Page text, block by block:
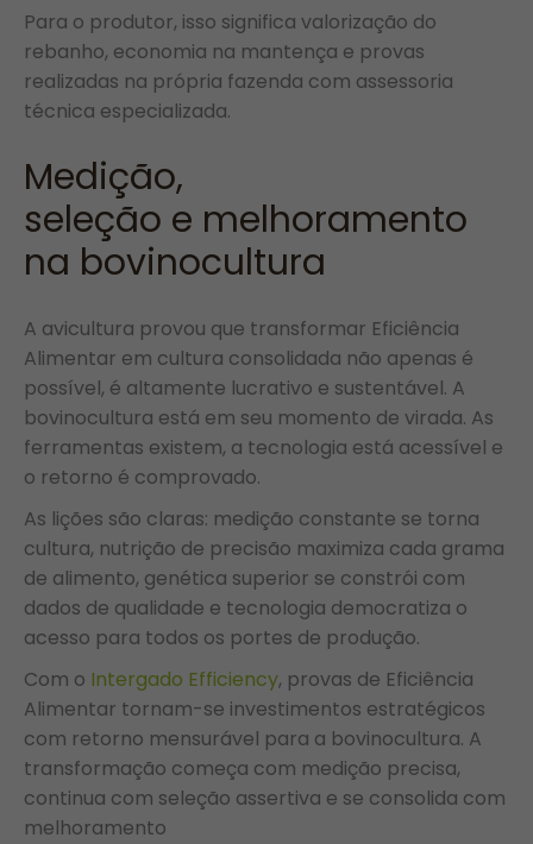
Para o produtor, isso significa valorização do
rebanho, economia na mantença e provas
realizadas na própria fazenda com assessoria
técnica especializada.
Medição,
seleção e melhoramento
na bovinocultura
A avicultura provou que transformar Eficiência
Alimentar em cultura consolidada não apenas é
possível, é altamente lucrativo e sustentável. A
bovinocultura está em seu momento de virada. As
ferramentas existem, a tecnologia está acessível e
o retorno é comprovado.
As lições são claras: medição constante se torna
cultura, nutrição de precisão maximiza cada grama
de alimento, genética superior se constrói com
dados de qualidade e tecnologia democratiza o
acesso para todos os portes de produção.
Com o Intergado Efficiency, provas de Eficiência
Alimentar tornam-se investimentos estratégicos
com retorno mensurável para a bovinocultura. A
transformação começa com medição precisa,
continua com seleção assertiva e se consolida com
melhoramento